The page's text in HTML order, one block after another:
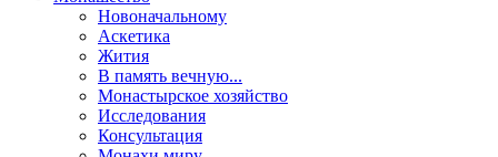
Новоначальному
Аскетика
Жития
В память вечную...
Монастырское хозяйство
Исследования
Консультация